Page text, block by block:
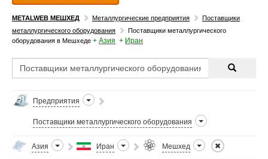
METALWEB МЕШХЕД Металлургические предприятия
Поставщики
металлургического оборудования
Поставщики металлургического
оборудования в Мешхеде + Азия + Иран
Предприятия
Поставщики металлургического оборудования
Азия Иран Мешхед